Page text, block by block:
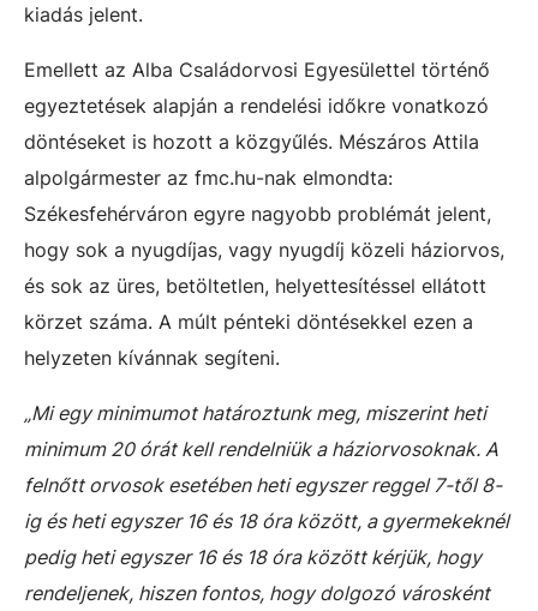
kiadás jelent.
Emellett az Alba Családorvosi Egyesülettel történő
egyeztetések alapján a rendelési időkre vonatkozó
döntéseket is hozott a közgyűlés. Mészáros Attila
alpolgármester az fmc.hu-nak elmondta:
Székesfehérváron egyre nagyobb problémát jelent,
hogy sok a nyugdíjas, vagy nyugdíj közeli háziorvos,
és sok az üres, betöltetlen, helyettesítéssel ellátott
körzet száma. A múlt pénteki döntésekkel ezen a
helyzeten kívánnak segíteni.
„Mi egy minimumot határoztunk meg, miszerint heti
minimum 20 órát kell rendelniük a háziorvosoknak. A
felnőtt orvosok esetében heti egyszer reggel 7-től 8-
ig és heti egyszer 16 és 18 óra között, a gyermekeknél
pedig heti egyszer 16 és 18 óra között kérjük, hogy
rendeljenek, hiszen fontos, hogy dolgozó városként